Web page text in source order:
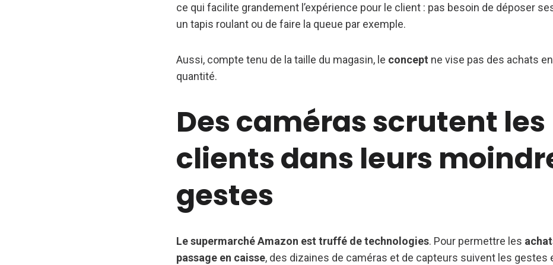
ce qui facilite grandement l’expérience pour le client : pas besoin de déposer
un tapis roulant ou de faire la queue par exemple.
Aussi, compte tenu de la taille du magasin, le concept ne vise pas des achats
quantité.
Des caméras scrutent les
clients dans leurs
gestes
Le supermarché Amazon est truffé de technologies. Pour permettre les
passage en caisse, des dizaines de caméras et de capteurs suivent les gestes